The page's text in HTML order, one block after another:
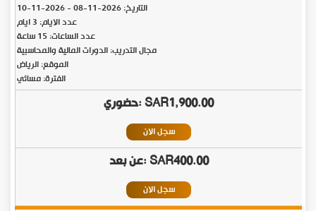
التاريخ:2026-11-08
-
2026-11-10
عدد الايام: 3 ايام
عدد الساعات: 15 ساعة
مجال التدريب: الدورات المالية والمحاسبية
الموقع: الرياض
الفترة: مسائي
SAR1,900.00
سجل الان
SAR400.00
سجل الان